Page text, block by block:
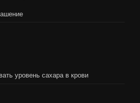
уровень сахара в крови